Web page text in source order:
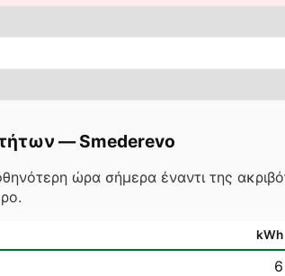
—Smederevo
ώρα σήμερα έναντι της
kWh
6